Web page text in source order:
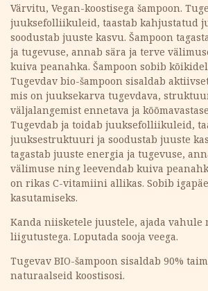
Värvitu, Vegan-koostisega šampoon.
juuksefolliikuleid, taastab kahjustatud
soodustab juuste kasvu. Šampoon
ja tugevuse, annab sära ja terve
kuiva peanahka. Šampoon sobib
Tugevdav bio-šampoon sisaldab
mis on juuksekarva tugevdava,
väljalangemist ennetava ja
Tugevdab ja toidab juuksefolliikuleid,
juuksestruktuuri ja soodustab juuste
tagastab juuste energia ja tugevuse,
välimuse ning leevendab kuiva
on rikas C-vitamiini allikas. Sobib
kasutamiseks.
Kanda niisketele juustele, ajada vahule
liigutustega. Loputada sooja veega.
Tugevav BIO-šampoon sisaldab 90%
naturaalseid koostisosi.